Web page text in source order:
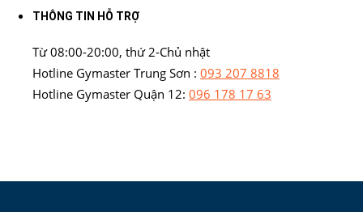
THÔNG TIN HỖ TRỢ
Từ 08:00-20:00, thứ 2-Chủ nhật
Hotline Gymaster Trung Sơn : 093 207 8818
Hotline Gymaster Quận 12: 096 178 17 63